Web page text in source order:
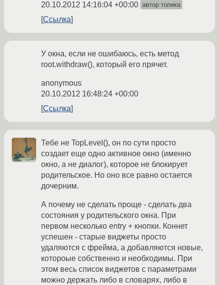
20.10.2012 14:16:04 +00:00 автор топика
Ссылка
У окна, если не ошибаюсь, есть метод
root.withdraw(), который его прячет.
anonymous
20.10.2012 16:48:24 +00:00
Ссылка
Тебе не TopLevel(), он по сути просто
создает еще одно активное окно (именно
окно, а не диалог), которое не блокирует
родительское. Но оно все равно остается
дочерним.
А почему не сделать проще - сделать два
состояния у родительского окна. При
первом несколько entry + кнопки. Коннет
успешен - старые виджеты просто
удаляются с фрейма, а добавляются новые,
котороые собственно и необходимы. При
этом весь список виджетов с параметрами
можно держать либо в словарях, либо в